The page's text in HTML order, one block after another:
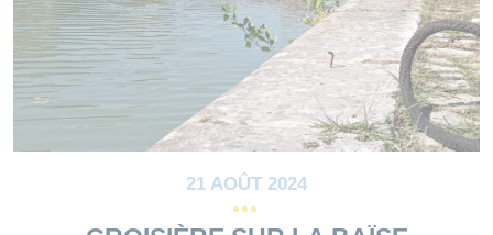
21 AOÛT 2024